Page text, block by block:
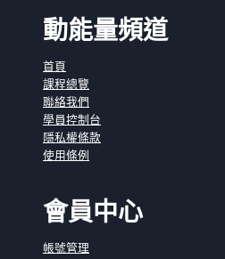
動能量頻道
首頁
課程總覽
聯絡我們
學員控制台
隱私權條款
使用條例
會員中心
帳號管理